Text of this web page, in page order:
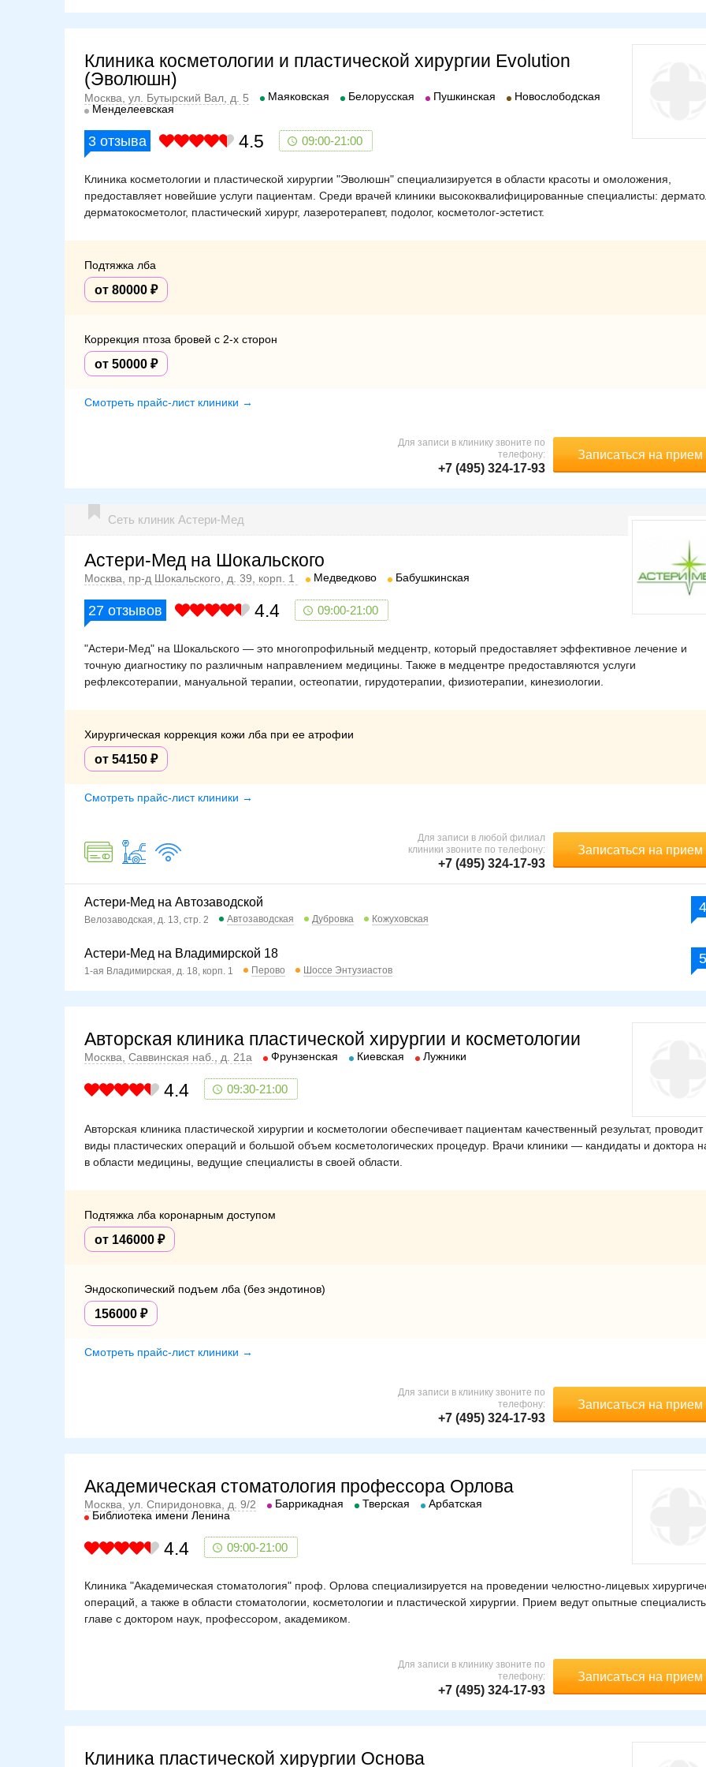
Период восстановления составляет в среднем 10-12 дней.
В редких случаях возможны следующие осложнения:
асимметричность бровей;
развитие воспалительного процесса в местах наложения швов;
выделение секрета или гнойного содержимого из области разрезов.
Клиника косметологии и пластической хирургии Evolution
(Эволюшн)
Москва, ул. Бутырский Вал, д. 5 Маяковская Белорусская Пушкинская
Новослободская
Менделеевская
3 отзыва 4.5 09:00-21:00
Клиника косметологии и пластической хирургии "Эволюшн" специализируется в области красоты и омоложения,
предоставляет новейшие услуги пациентам. Среди врачей клиники высококвалифицированные специалисты:
дерматокосметолог, пластический хирург, лазеротерапевт, подолог, косметолог-эстетист.
Подтяжка лба
от 80000
Коррекция птоза бровей с 2-х сторон
от 50000
Смотреть прайс-лист клиники →
Записаться на прием
Для записи в клинику звоните по
телефону:
+7 (495) 324-17-93
Сеть клиник Астери-Мед
Астери-Мед на Шокальского
Москва, пр-д Шокальского, д. 39, корп. 1 Медведково Бабушкинская
27 отзывов 4.4 09:00-21:00
"Астери-Мед" на Шокальского — это многопрофильный медцентр, который предоставляет эффективное лечение и
точную диагностику по различным направлением медицины. Также в медцентре предоставляются услуги
рефлексотерапии, мануальной терапии, остеопатии, гирудотерапии, физиотерапии, кинезиологии.
Хирургическая коррекция кожи лба при ее атрофии
от 54150
Смотреть прайс-лист клиники →
Записаться на прием
Для записи в любой филиал
клиники звоните по телефону:
+7 (495) 324-17-93
Астери-Мед на Автозаводской
Велозаводская, д. 13, стр. 2 Автозаводская Дубровка Кожуховская
Астери-Мед на Владимирской 18
1-ая Владимирская, д. 18, корп. 1 Перово Шоссе Энтузиастов
Авторская клиника пластической хирургии и косметологии
Москва, Саввинская наб., д. 21а Фрунзенская Киевская Лужники
4.4 09:30-21:00
Авторская клиника пластической хирургии и косметологии обеспечивает пациентам качественный результат, проводит
виды пластических операций и большой объем косметологических процедур. Врачи клиники — кандидаты и доктора
в области медицины, ведущие специалисты в своей области.
Подтяжка лба коронарным доступом
от 146000
Эндоскопический подъем лба (без эндотинов)
156000
Смотреть прайс-лист клиники →
Записаться на прием
Для записи в клинику звоните по
телефону:
+7 (495) 324-17-93
Академическая стоматология профессора Орлова
Москва, ул. Спиридоновка, д. 9/2 Баррикадная Тверская
Арбатская
Библиотека имени Ленина
4.4 09:00-21:00
Клиника "Академическая стоматология" проф. Орлова специализируется на проведении челюстно-лицевых
операций, а также в области стоматологии, косметологии и пластической хирургии. Прием ведут опытные
главе с доктором наук, профессором, академиком.
Записаться на прием
Для записи в клинику звоните по
телефону:
+7 (495) 324-17-93
Клиника пластической хирургии Основа